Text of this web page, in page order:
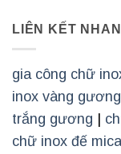
LIÊN KẾT
gia công chữ
inox vàng gương
trắng gương |
chữ inox đế mica